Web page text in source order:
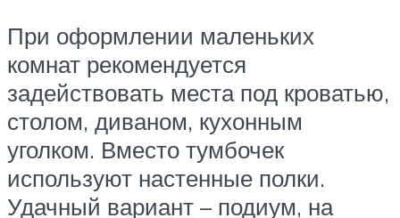
При оформлении маленьких
комнат рекомендуется
задействовать места под кроватью,
столом, диваном, кухонным
уголком. Вместо тумбочек
используют настенные полки.
Удачный вариант – подиум, на